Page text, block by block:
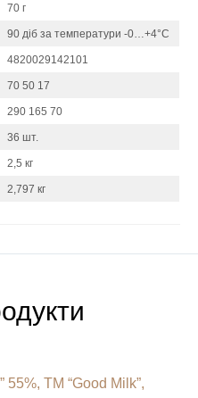
70 г
90 діб за температури -0…+4°С
4820029142101
70 50 17
290 165 70
36 шт.
2,5 кг
2,797 кг